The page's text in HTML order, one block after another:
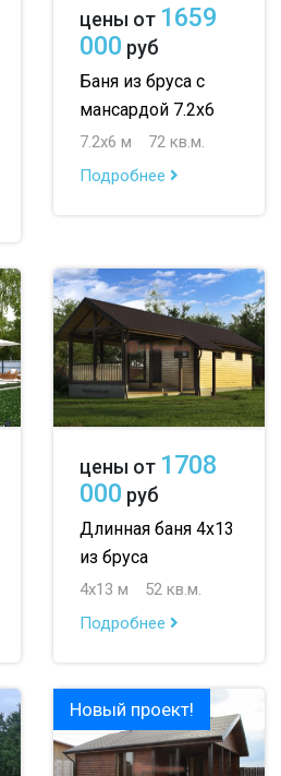
цены от 1659
000 руб
Баня из бруса с
мансардой 7.2х6
7.2х6 м
72 кв.м.
Подробнее
цены от 1708
000 руб
Длинная баня 4х13
из бруса
4х13 м
52 кв.м.
Подробнее
Новый проект!